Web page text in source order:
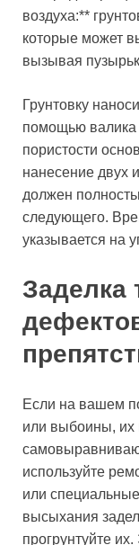
воздуха:**
которые может
вызывая
Грунтовку
помощью валика
пористости
нанесение двух
должен
следующего.
указывается на
Заделка
Если на вашем
или выбоины, их
используйте
или
высыхания
прогрунтуйте